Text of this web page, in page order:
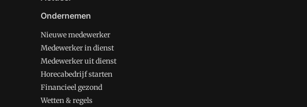
Ondernemen
Nieuwe medewerker
Medewerker in dienst
Medewerker uit dienst
Horecabedrijf starten
Financieel gezond
Wetten & regels